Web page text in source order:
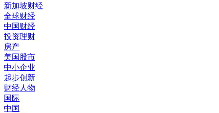
新加坡财经
全球财经
中国财经
投资理财
房产
美国股市
中小企业
起步创新
财经人物
国际
中国